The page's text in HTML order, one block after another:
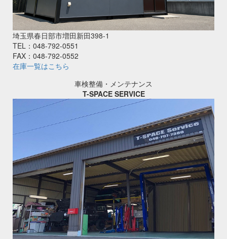
埼玉県春日部市増田新田398-1
TEL：048-792-0551
FAX：048-792-0552
在庫一覧はこちら
車検整備・メンテナンス
T-SPACE SERVICE